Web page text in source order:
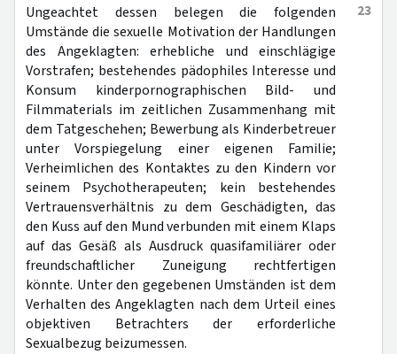
23
Ungeachtet dessen belegen die folgenden
Umstände die sexuelle Motivation der Handlungen
des Angeklagten: erhebliche und einschlägige
Vorstrafen; bestehendes pädophiles Interesse und
Konsum kinderpornographischen Bild- und
Filmmaterials im zeitlichen Zusammenhang mit
dem Tatgeschehen; Bewerbung als Kinderbetreuer
unter Vorspiegelung einer eigenen Familie;
Verheimlichen des Kontaktes zu den Kindern vor
seinem Psychotherapeuten; kein bestehendes
Vertrauensverhältnis zu dem Geschädigten, das
den Kuss auf den Mund verbunden mit einem Klaps
auf das Gesäß als Ausdruck quasifamiliärer oder
freundschaftlicher Zuneigung rechtfertigen
könnte. Unter den gegebenen Umständen ist dem
Verhalten des Angeklagten nach dem Urteil eines
objektiven Betrachters der erforderliche
Sexualbezug beizumessen.